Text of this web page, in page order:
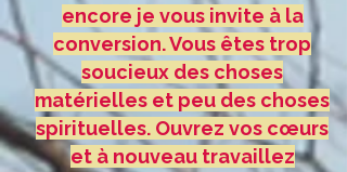
encore je vous invite à la
conversion. Vous êtes trop
soucieux des choses
matérielles et peu des choses
spirituelles. Ouvrez vos cœurs
et à nouveau travaillez